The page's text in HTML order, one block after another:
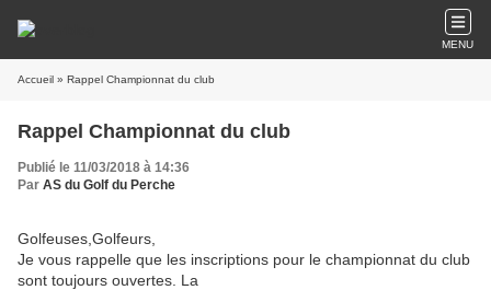
MENU
Accueil » Rappel Championnat du club
Rappel Championnat du club
Publié le 11/03/2018 à 14:36
Par AS du Golf du Perche
Golfeuses,Golfeurs,
Je vous rappelle que les inscriptions pour le championnat du club
sont toujours ouvertes. La